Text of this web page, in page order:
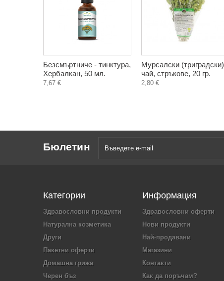
Безсмъртниче - тинктура,
Хербалкан, 50 мл.
7,67 €
Мурсалски (триградски)
чай, стръкове, 20 гр.
2,80 €
Бюлетин
Категории
Здравословни продукти
Натурална козметика
Други
Пакетни оферти
Домашна грижа
Черен бъз
Информация
Здравословни оферти
Нови продукти
Най-продавани
Магазини
Контакти
Как да поръчам?